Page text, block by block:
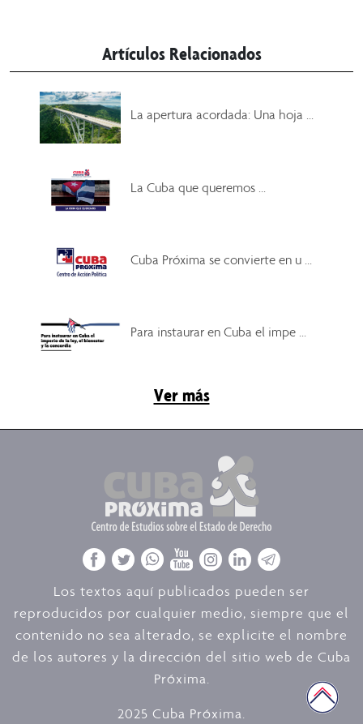
Artículos Relacionados
La apertura acordada: Una hoja ...
La Cuba que queremos ...
Cuba Próxima se convierte en u ...
Para instaurar en Cuba el impe ...
Ver más
Los textos aquí publicados pueden ser
reproducidos por cualquier medio, siempre que el
contenido no sea alterado, se explicite el nombre
de los autores y la dirección del sitio web de Cuba
Próxima.
2025 Cuba Próxima.